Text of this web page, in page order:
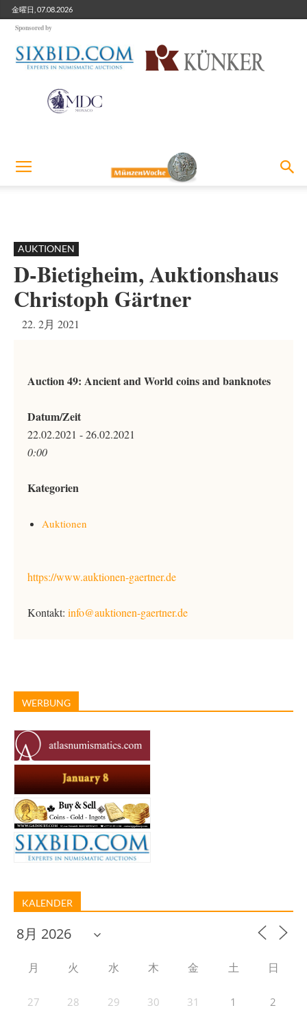
金曜日, 07.08.2026
Sponsored by
AUKTIONEN
D-Bietigheim, Auktionshaus
Christoph Gärtner
22. 2月 2021
Auction 49: Ancient and World coins and banknotes
Datum/Zeit
22.02.2021 - 26.02.2021
0:00
Kategorien
Auktionen
https://www.auktionen-gaertner.de
Kontakt: info@auktionen-gaertner.de
WERBUNG
KALENDER
月 火 水 木 金 土 日
27 28 29 30 31 1 2